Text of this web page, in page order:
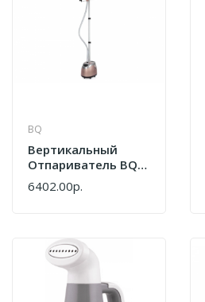
BQ
Вертикальный
Отпариватель BQ
SG5006S Champagne
6402.00р.